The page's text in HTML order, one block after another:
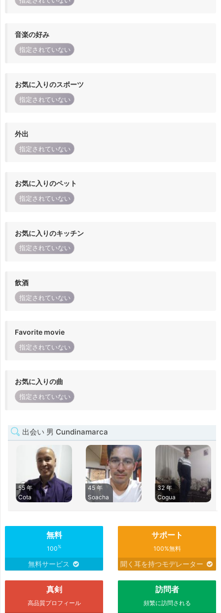
音楽の好み
指定されていない
お気に入りのスポーツ
指定されていない
外出
指定されていない
お気に入りのペット
指定されていない
お気に入りのキッチン
指定されていない
飲酒
指定されていない
Favorite movie
指定されていない
お気に入りの曲
指定されていない
出会い 男 Cundinamarca
55 年
Cota
45 年
Soacha
32 年
Cogua
無料
100%
無料サービス
サポート
100%無料
聞く耳を持つモデレーター
真剣
高品質プロフィール
訪問者
頻繁に訪問される